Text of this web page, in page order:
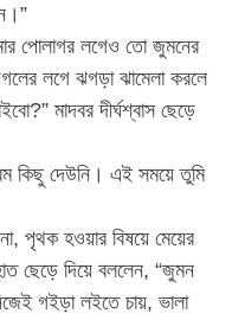
পোলাগর লগেও তো জুমনের
লগে ঝগড়া ঝামেলা করলে
মাদবর দীর্ঘশ্বাস ছেড়ে
কিছু দেউনি। এই সময়ে তুমি
পৃথক হওয়ার বিষয়ে মেয়ের
ছেড়ে দিয়ে বললেন, “জুমন
গইড়া লইতে চায়, ভালা